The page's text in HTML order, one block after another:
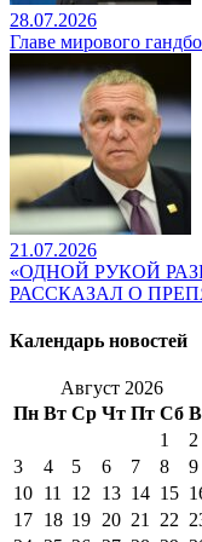
28.07.2026
Главе мирового
21.07.2026
«ОДНОЙ РУКОЙ
РАССКАЗАЛ О
Календарь новостей
Август 2026
Пн Вт Ср Чт Пт Сб
1
2
3
4 5 6 7 8
9
10 11 12 13 14 15
17 18 19 20 21 22